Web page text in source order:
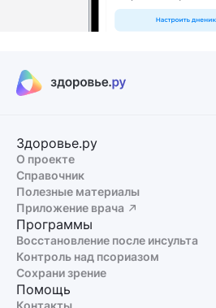
Здоровье.ру
О проекте
Справочник
Полезные материалы
Приложение врача
Программы
Восстановление после инсульта
Контроль над псориазом
Сохрани зрение
Помощь